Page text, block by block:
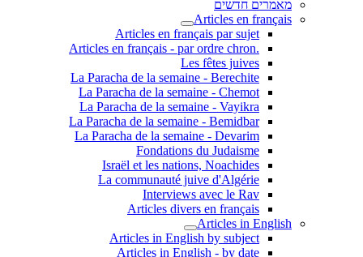
מאמרים חדשים
Articles en français
Articles en français par sujet
.Articles en français - par ordre chron
Les fêtes juives
La Paracha de la semaine - Berechite
La Paracha de la semaine - Chemot
La Paracha de la semaine - Vayikra
La Paracha de la semaine - Bemidbar
La Paracha de la semaine - Devarim
Fondations du Judaisme
Israël et les nations, Noachides
La communauté juive d'Algérie
Interviews avec le Rav
Articles divers en français
Articles in English
Articles in English by subject
Articles in English - by date